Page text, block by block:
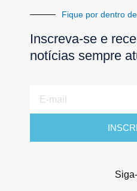
Fique por dentro
Inscreva-se e
notícias sempre
mail